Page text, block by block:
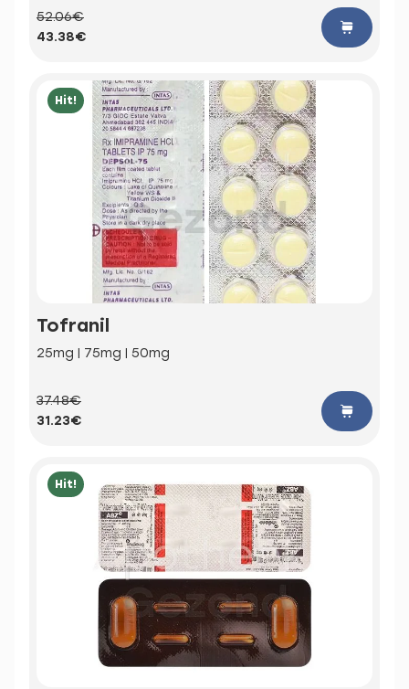
52.06€
43.38€
Hit!
Tofranil
25mg | 75mg | 50mg
37.48€
31.23€
Hit!